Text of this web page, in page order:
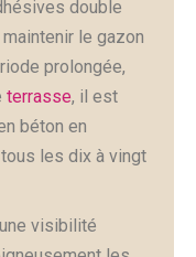
double
le gazon
prolongée,
terrasse, il est
béton en
les dix à vingt
visibilité